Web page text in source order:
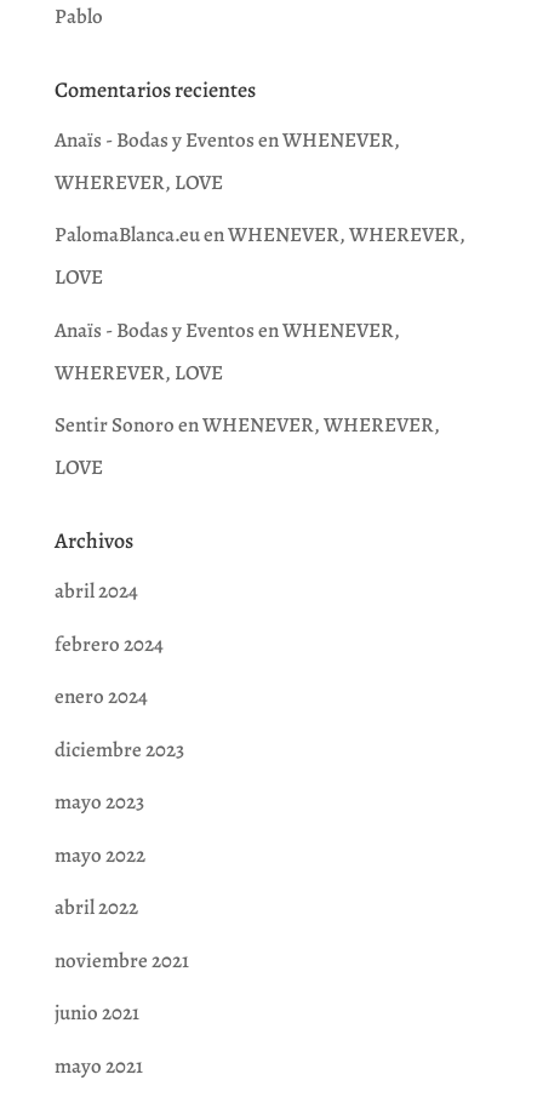
Pablo
Comentarios recientes
Anaïs - Bodas y EventosenWHENEVER,
WHEREVER, LOVE
PalomaBlanca.euenWHENEVER, WHEREVER,
LOVE
Anaïs - Bodas y EventosenWHENEVER,
WHEREVER, LOVE
Sentir SonoroenWHENEVER, WHEREVER,
LOVE
Archivos
abril 2024
febrero 2024
enero 2024
diciembre 2023
mayo 2023
mayo 2022
abril 2022
noviembre 2021
junio 2021
mayo 2021